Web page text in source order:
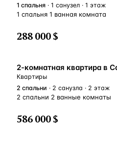
1 спальня · 1 санузел · 1 этаж
1 спальня 1 ванная комната
288 000 $
2-комнатная квартира в
Квартиры
2 спальни · 2 санузла · 2 этаж
2 спальни 2 ванные комнаты
586 000 $